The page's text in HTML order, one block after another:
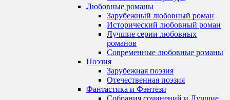
Любовные романы
Зарубежный любовный роман
Исторический любовный роман
Лучшие серии любовных
романов
Современные любовные романы
Поэзия
Зарубежная поэзия
Отечественная поэзия
Фантастика и Фэнтези